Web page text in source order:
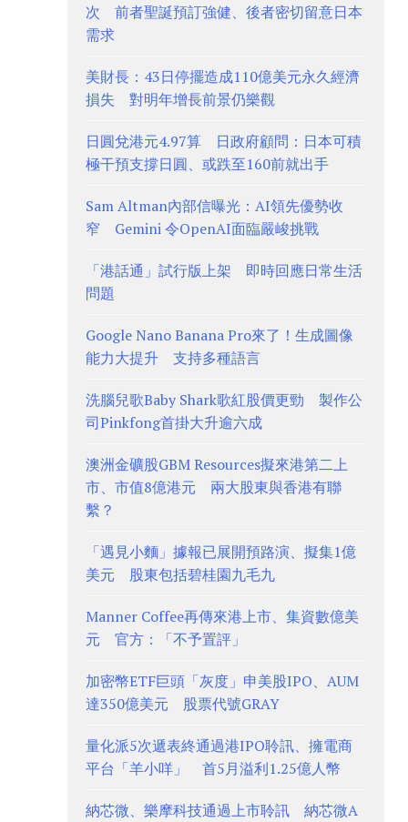
次 前者聖誕預訂強健、後者密切留意日本
需求
美財長：43日停擺造成110億美元永久經濟
損失 對明年增長前景仍樂觀
日圓兌港元4.97算 日政府顧問：日本可積
極干預支撐日圓、或跌至160前就出手
Sam Altman內部信曝光：AI領先優勢收
窄 Gemini 令OpenAI面臨嚴峻挑戰
「港話通」試行版上架 即時回應日常生活
問題
Google Nano Banana Pro來了！生成圖像
能力大提升 支持多種語言
洗腦兒歌Baby Shark歌紅股價更勁 製作公
司Pinkfong首掛大升逾六成
澳洲金礦股GBM Resources擬來港第二上
市、市值8億港元 兩大股東與香港有聯
繫？
「遇見小麵」據報已展開預路演、擬集1億
美元 股東包括碧桂園九毛九
Manner Coffee再傳來港上市、集資數億美
元 官方：「不予置評」
加密幣ETF巨頭「灰度」申美股IPO、AUM
達350億美元 股票代號GRAY
量化派5次遞表終通過港IPO聆訊、擁電商
平台「羊小咩」 首5月溢利1.25億人幣
納芯微、樂摩科技通過上市聆訊 納芯微A